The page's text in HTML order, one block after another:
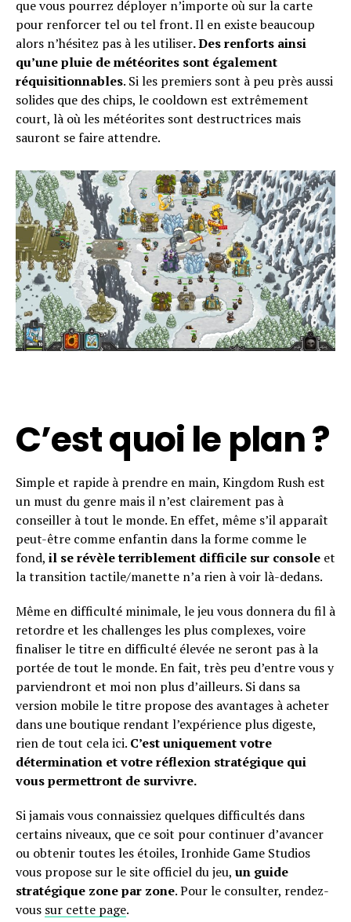
que vous pourrez déployer n’importe où sur la carte
pour renforcer tel ou tel front. Il en existe beaucoup
alors n’hésitez pas à les utiliser. Des renforts ainsi
qu’une pluie de météorites sont également
réquisitionnables. Si les premiers sont à peu près aussi
solides que des chips, le cooldown est extrêmement
court, là où les météorites sont destructrices mais
sauront se faire attendre.
C’est quoi le plan ?
Simple et rapide à prendre en main, Kingdom Rush est
un must du genre mais il n’est clairement pas à
conseiller à tout le monde. En effet, même s’il apparaît
peut-être comme enfantin dans la forme comme le
fond, il se révèle terriblement difficile sur console et
la transition tactile/manette n’a rien à voir là-dedans.
Même en difficulté minimale, le jeu vous donnera du fil à
retordre et les challenges les plus complexes, voire
finaliser le titre en difficulté élevée ne seront pas à la
portée de tout le monde. En fait, très peu d’entre vous y
parviendront et moi non plus d’ailleurs. Si dans sa
version mobile le titre propose des avantages à acheter
dans une boutique rendant l’expérience plus digeste,
rien de tout cela ici. C’est uniquement votre
détermination et votre réflexion stratégique qui
vous permettront de survivre.
Si jamais vous connaissiez quelques difficultés dans
certains niveaux, que ce soit pour continuer d’avancer
ou obtenir toutes les étoiles, Ironhide Game Studios
vous propose sur le site officiel du jeu, un guide
stratégique zone par zone. Pour le consulter, rendez-
vous sur cette page.